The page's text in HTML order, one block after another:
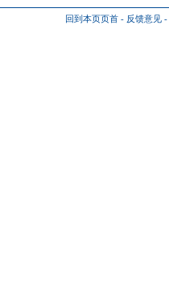
回到本页页首 - 反馈意见 -